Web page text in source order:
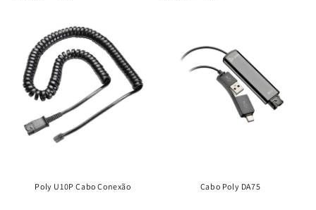
Poly U10P Cabo Conexão Cabo Poly DA75